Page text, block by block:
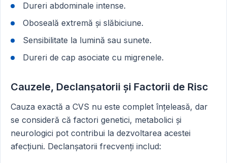
Dureri abdominale intense.
Oboseală extremă și slăbiciune.
Sensibilitate la lumină sau sunete.
Dureri de cap asociate cu migrenele.
Cauzele, Declanșatorii și Factorii de Risc
Cauza exactă a CVS nu este complet înțeleasă, dar
se consideră că factori genetici, metabolici și
neurologici pot contribui la dezvoltarea acestei
afecțiuni. Declanșatorii frecvenți includ: